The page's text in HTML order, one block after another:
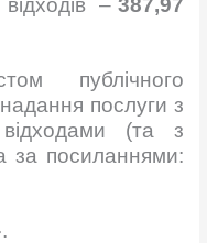
– 387,97
публічного
послуги з
(та з
за посиланнями: